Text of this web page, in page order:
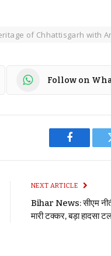
of Chhattisgarh with
Follow on
Facebook
NEXT ARTICLE
Bihar News: सीएम
मारी टक्कर, बड़ा हादसा